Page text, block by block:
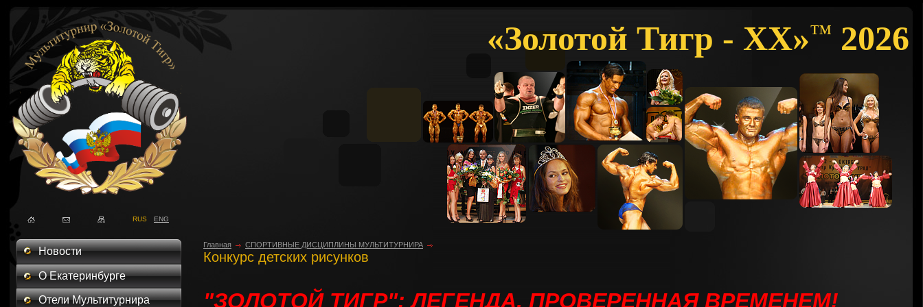
«Золотой Тигр - XX»™ 2026
RUS ENG
Новости
О Екатеринбурге
Отели Мультитурнира
Главная СПОРТИВНЫЕ ДИСЦИПЛИНЫ МУЛЬТИТУРНИРА
Конкурс детских рисунков
"ЗОЛОТОЙ ТИГР": ЛЕГЕНДА, ПРОВЕРЕННАЯ ВРЕМЕНЕМ!